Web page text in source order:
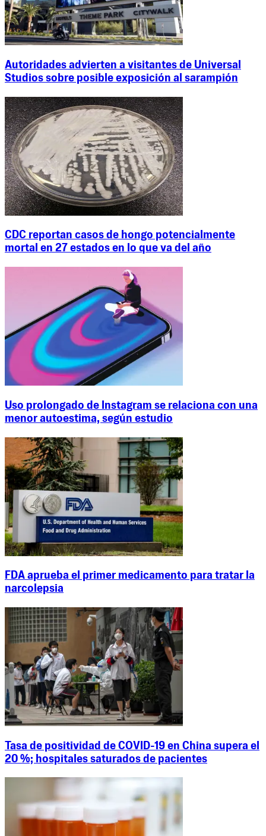
Autoridades advierten a visitantes de Universal
Studios sobre posible exposición al sarampión
CDC reportan casos de hongo potencialmente
mortal en 27 estados en lo que va del año
Uso prolongado de Instagram se relaciona con una
menor autoestima, según estudio
FDA aprueba el primer medicamento para tratar la
narcolepsia
Tasa de positividad de COVID-19 en China supera el
20 %; hospitales saturados de pacientes